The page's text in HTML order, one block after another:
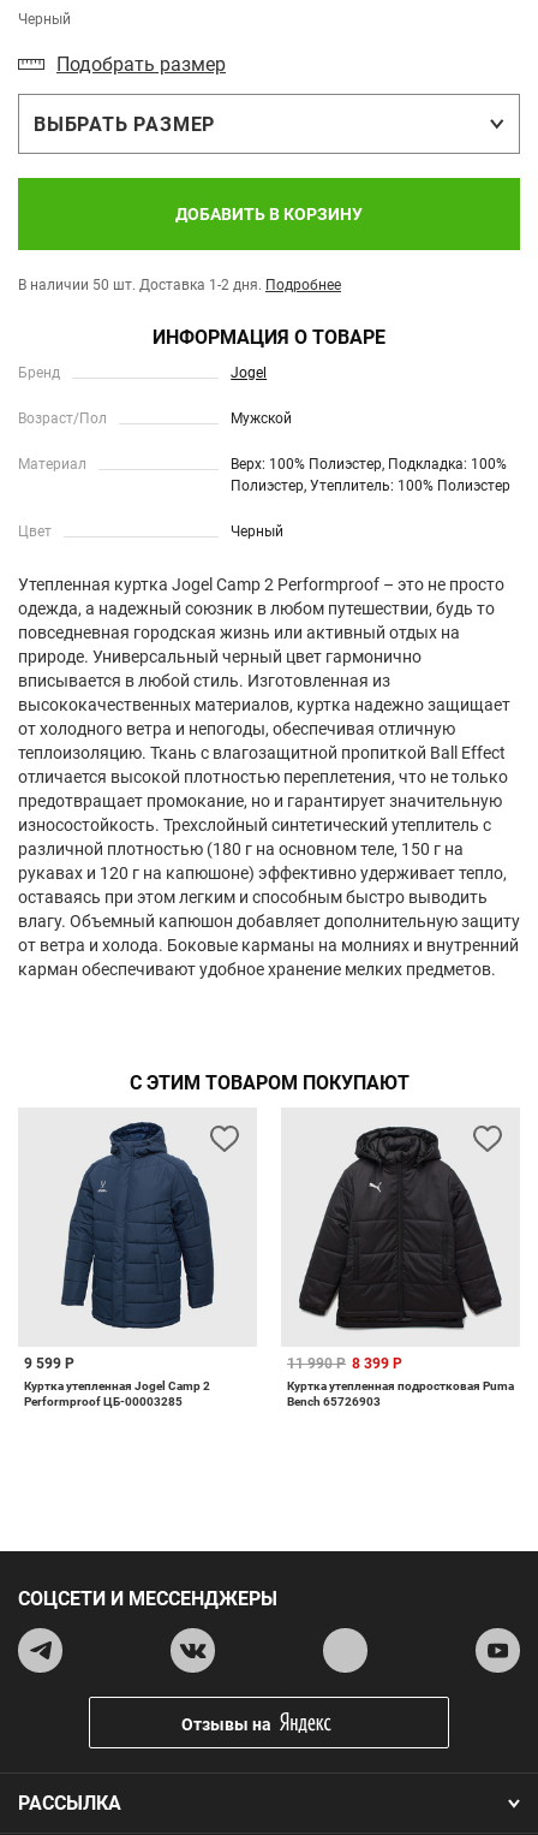
Черный
Подобрать размер
ВЫБРАТЬ РАЗМЕР
ДОБАВИТЬ В КОРЗИНУ
В наличии 50 шт. Доставка 1-2 дня. Подробнее
ИНФОРМАЦИЯ О ТОВАРЕ
Бренд Jogel
Возраст/Пол Мужской
Материал
Верх: 100% Полиэстер, Подкладка: 100%
Полиэстер, Утеплитель: 100% Полиэстер
Цвет Черный
Утепленная куртка Jogel Camp 2 Performproof – это не просто
одежда, а надежный союзник в любом путешествии, будь то
повседневная городская жизнь или активный отдых на
природе. Универсальный черный цвет гармонично
вписывается в любой стиль. Изготовленная из
высококачественных материалов, куртка надежно защищает
от холодного ветра и непогоды, обеспечивая отличную
теплоизоляцию. Ткань с влагозащитной пропиткой Ball Effect
отличается высокой плотностью переплетения, что не только
предотвращает промокание, но и гарантирует значительную
износостойкость. Трехслойный синтетический утеплитель с
различной плотностью (180 г на основном теле, 150 г на
рукавах и 120 г на капюшоне) эффективно удерживает тепло,
оставаясь при этом легким и способным быстро выводить
влагу. Объемный капюшон добавляет дополнительную защиту
от ветра и холода. Боковые карманы на молниях и внутренний
карман обеспечивают удобное хранение мелких предметов.
С ЭТИМ ТОВАРОМ ПОКУПАЮТ
9 599 Р
Куртка утепленная Jogel Camp 2
Performproof ЦБ-00003285
11 990 Р 8 399 Р
Куртка утепленная подростковая Puma
Bench 65726903
РАССЫЛКА
СОЦСЕТИ И МЕССЕНДЖЕРЫ
Отзывы на